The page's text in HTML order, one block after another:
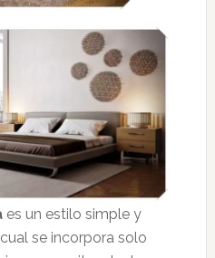
es un estilo simple y
se incorpora solo